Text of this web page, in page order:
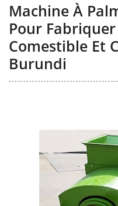
Machine À
Pour Fabriquer
Comestible Et
Burundi